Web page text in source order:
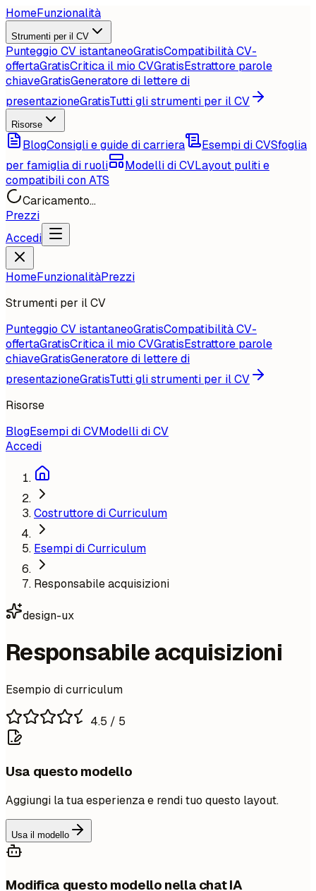
HomeFunzionalità
Strumenti per il CV
Punteggio CV istantaneoGratisCompatibilità CV-
offertaGratisCritica il mio CVGratisEstrattore parole
chiaveGratisGeneratore di lettere di
presentazioneGratisTutti gli strumenti per il CV
Risorse
BlogConsigli e guide di carriera Esempi di CVSfoglia
per famiglia di ruoli
Modelli di CVLayout puliti e
compatibili con ATS
Caricamento...
Prezzi
Accedi
HomeFunzionalitàPrezzi
Strumenti per il CV
Punteggio CV istantaneoGratisCompatibilità CV-
offertaGratisCritica il mio CVGratisEstrattore parole
chiaveGratisGeneratore di lettere di
presentazioneGratisTutti gli strumenti per il CV
Risorse
BlogEsempi di CVModelli di CV
Accedi
Costruttore di Curriculum
Esempi di Curriculum
Responsabile acquisizioni
design-ux
Responsabile acquisizioni
Esempio di curriculum
4.5 / 5
Usa questo modello
Aggiungi la tua esperienza e rendi tuo questo layout.
Usa il modello
Modifica questo modello nella chat IA